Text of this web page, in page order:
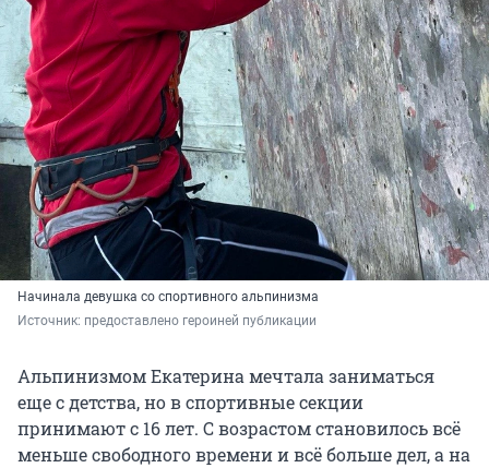
Начинала девушка со спортивного альпинизма
Источник: предоставлено героиней публикации
Альпинизмом Екатерина мечтала заниматься
еще с детства, но в спортивные секции
принимают с 16 лет. С возрастом становилось всё
меньше свободного времени и всё больше дел, а на